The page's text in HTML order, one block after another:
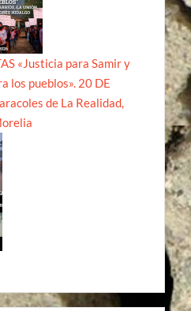
«Justicia para Samir y
los pueblos». 20 DE
de La Realidad,